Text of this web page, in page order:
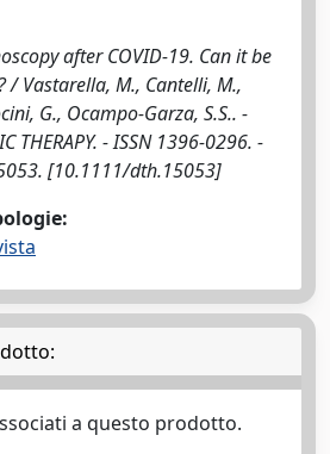
after COVID-19. Can it be
/ Vastarella, M., Cantelli, M.,
G., Ocampo-Garza, S.S.. -
THERAPY. - ISSN 1396-0296. -
[10.1111/dth.15053]
a questo prodotto.